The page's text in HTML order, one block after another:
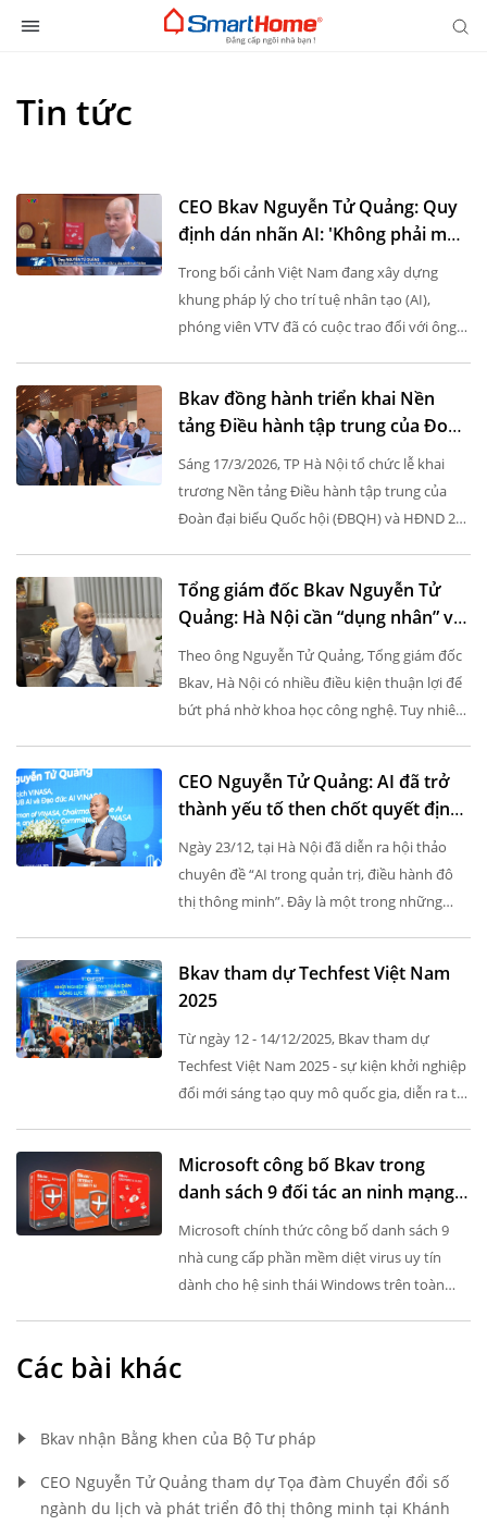
Tin tức
CEO Bkav Nguyễn Tử Quảng: Quy
định dán nhãn AI: 'Không phải mọi
nội dung đều phải gắn nhãn'
Trong bối cảnh Việt Nam đang xây dựng
khung pháp lý cho trí tuệ nhân tạo (AI),
phóng viên VTV đã có cuộc trao đổi với ông
Bkav đồng hành triển khai Nền
tảng Điều hành tập trung của Đoàn
đại biểu Quốc hội và HĐND 2 cấp
thành phố Hà Nội
Sáng 17/3/2026, TP Hà Nội tổ chức lễ khai
trương Nền tảng Điều hành tập trung của
Đoàn đại biểu Quốc hội (ĐBQH) và HĐND 2
Tổng giám đốc Bkav Nguyễn Tử
Quảng: Hà Nội cần “dụng nhân” và
“dụng lực” hợp lý để bứt phá
Theo ông Nguyễn Tử Quảng, Tổng giám đốc
Bkav, Hà Nội có nhiều điều kiện thuận lợi để
bứt phá nhờ khoa học công nghệ. Tuy nhiên,
CEO Nguyễn Tử Quảng: AI đã trở
thành yếu tố then chốt quyết định
năng lực quản trị thành phố
Ngày 23/12, tại Hà Nội đã diễn ra hội thảo
chuyên đề “AI trong quản trị, điều hành đô
thị thông minh”. Đây là một trong những
Bkav tham dự Techfest Việt Nam
2025
Từ ngày 12 - 14/12/2025, Bkav tham dự
Techfest Việt Nam 2025 - sự kiện khởi nghiệp
đổi mới sáng tạo quy mô quốc gia, diễn ra tại
Microsoft công bố Bkav trong
danh sách 9 đối tác an ninh mạng
uy tín toàn cầu
Microsoft chính thức công bố danh sách 9
nhà cung cấp phần mềm diệt virus uy tín
dành cho hệ sinh thái Windows trên toàn
Các bài khác
Bkav nhận Bằng khen của Bộ Tư pháp
CEO Nguyễn Tử Quảng tham dự Tọa đàm Chuyển đổi số
ngành du lịch và phát triển đô thị thông minh tại Khánh